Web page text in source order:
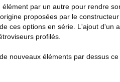
par un autre pour rendre
proposées par le
ces options en série. L'ajout d'un
profilés.
nouveaux éléments par dessus